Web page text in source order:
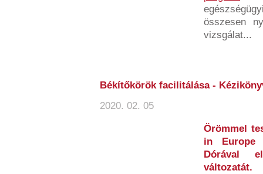
összesen
vizsgálat...
Békítőkörök facilitálása -
2020. 02. 05
Örömmel
in Europe
Dórával
változatát.